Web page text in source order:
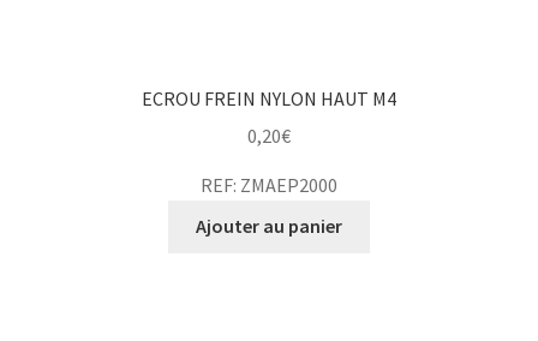
ECROU FREIN NYLON HAUT M4
0,20€
REF: ZMAEP2000
Ajouter au panier